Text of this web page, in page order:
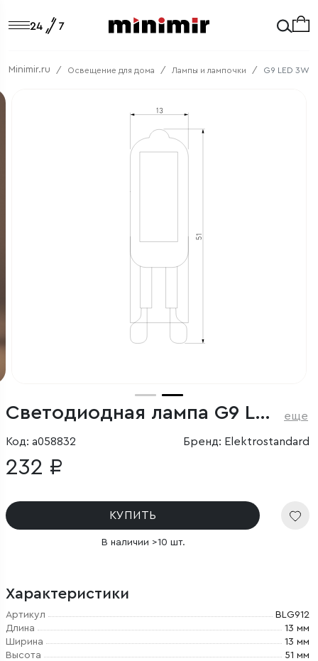
Minimir.ru Освещение для дома Лампы и лампочки G9 LED 3W
Светодиодная лампа G9 LED 3W 220V 4200K стекло еще
Код: a058832 Бренд: Elektrostandard
232 ₽
КУПИТЬ
В наличии >10 шт.
Характеристики
Артикул
BLG912
Длина
13 мм
Ширина
13 мм
Высота
51 мм